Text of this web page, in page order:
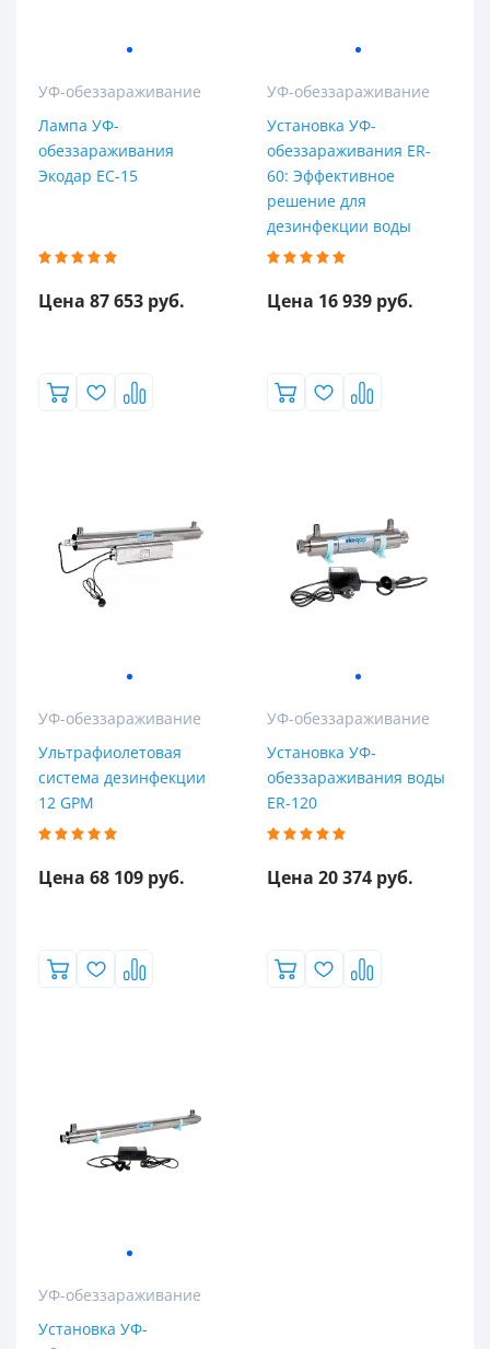
УФ-обеззараживание
Лампа УФ-
обеззараживания
Экодар EC-15
Цена 87 653 руб.
УФ-обеззараживание
Установка УФ-
обеззараживания ER-
60: Эффективное
решение для
дезинфекции воды
Цена 16 939 руб.
УФ-обеззараживание
Ультрафиолетовая
система дезинфекции
12 GPM
Цена 68 109 руб.
УФ-обеззараживание
Установка УФ-
обеззараживания воды
ER-120
Цена 20 374 руб.
УФ-обеззараживание
Установка УФ-